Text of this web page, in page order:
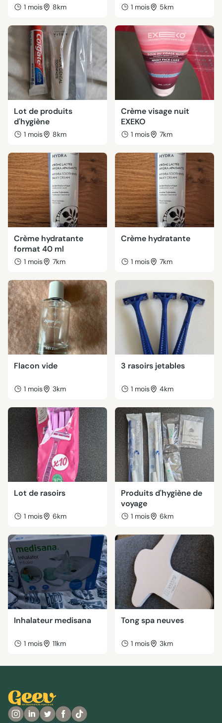
1 mois 8km 1 mois 5km
Lot de produits
d'hygiène
1 mois 8km
Crème visage nuit
EXEKO
1 mois 7km
Crème hydratante
format 40 ml
1 mois 7km
Crème hydratante
1 mois 7km
Flacon vide
1 mois 3km
3 rasoirs jetables
1 mois 4km
Lot de rasoirs
1 mois 6km
Produits d'hygiène de
voyage
1 mois 6km
Inhalateur medisana
1 mois 11km
Tong spa neuves
1 mois 3km